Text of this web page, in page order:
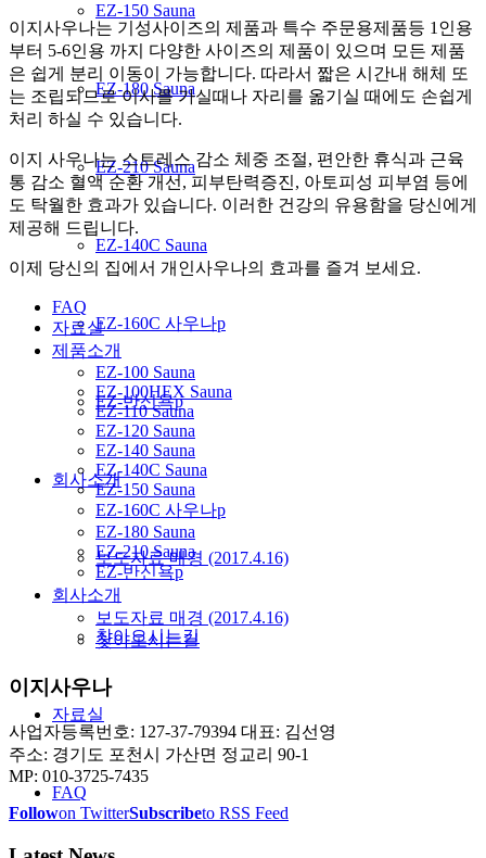
EZ-150 Sauna
EZ-180 Sauna
EZ-210 Sauna
EZ-140C Sauna
EZ-160C 사우나p
EZ-반신욕p
회사소개
보도자료 매경 (2017.4.16)
찾아오시는길
자료실
FAQ
이지사우나는 기성사이즈의 제품과 특수 주문용제품등 1인용
부터 5-6인용 까지 다양한 사이즈의 제품이 있으며 모든 제품
은 쉽게 분리 이동이 가능합니다. 따라서 짧은 시간내 해체 또
는 조립되므로 이사를 가실때나 자리를 옮기실 때에도 손쉽게
처리 하실 수 있습니다.
이지 사우나는 스트레스 감소 체중 조절, 편안한 휴식과 근육
통 감소 혈액 순환 개선, 피부탄력증진, 아토피성 피부염 등에
도 탁월한 효과가 있습니다. 이러한 건강의 유용함을 당신에게
제공해 드립니다.
이제 당신의 집에서 개인사우나의 효과를 즐겨 보세요.
FAQ
자료실
제품소개
EZ-100 Sauna
EZ-100HEX Sauna
EZ-110 Sauna
EZ-120 Sauna
EZ-140 Sauna
EZ-140C Sauna
EZ-150 Sauna
EZ-160C 사우나p
EZ-180 Sauna
EZ-210 Sauna
EZ-반신욕p
회사소개
보도자료 매경 (2017.4.16)
찾아오시는길
이지사우나
사업자등록번호: 127-37-79394 대표: 김선영
주소: 경기도 포천시 가산면 정교리 90-1
MP: 010-3725-7435
Followon TwitterSubscribeto RSS Feed